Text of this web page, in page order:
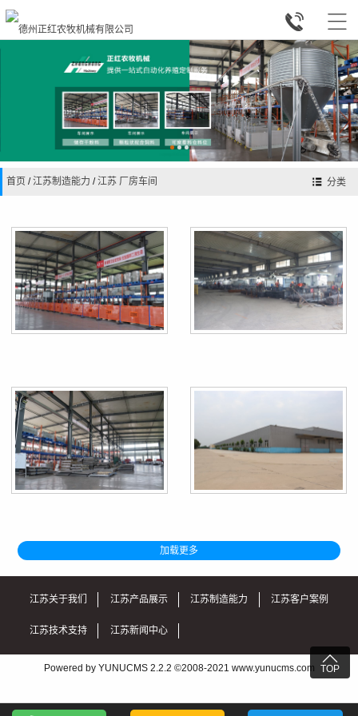


分类
首页 /江苏制造能力 /江苏 厂房车间
加载更多

TOP
江苏关于我们 江苏产品展示 江苏制造能力 江苏客户案例
江苏技术支持 江苏新闻中心
Powered by YUNUCMS 2.2.2 ©2008-2021 www.yunucms.com